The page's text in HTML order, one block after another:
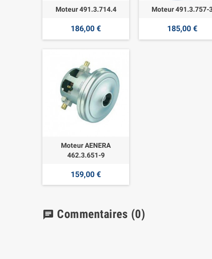
Moteur 491.3.714.4
186,00 €
Moteur 491.3.757-
185,00 €
Moteur AENERA
462.3.651-9
159,00 €
chat Commentaires (0)